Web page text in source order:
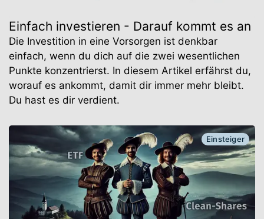
Einfach investieren - Darauf kommt es an
Die Investition in eine Vorsorgen ist denkbar
einfach, wenn du dich auf die zwei wesentlichen
Punkte konzentrierst. In diesem Artikel erfährst du,
worauf es ankommt, damit dir immer mehr bleibt.
Du hast es dir verdient.
Einsteiger